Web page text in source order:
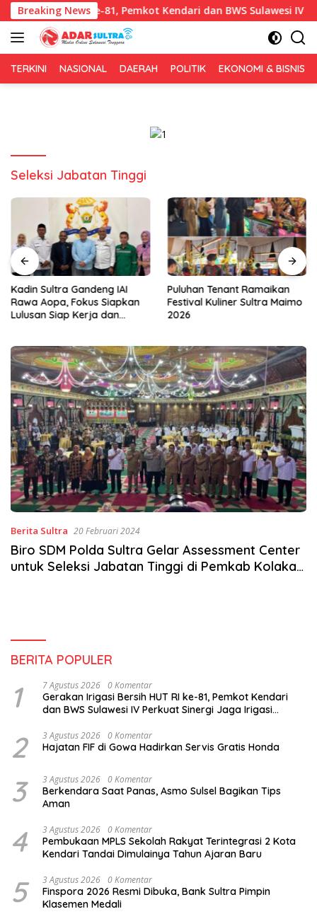
Langsung
ke
konten
Breaking News
HUT RI ke-81, Pemkot Kendari dan BWS Sulawesi IV
TERKINI NASIONAL DAERAH POLITIK EKONOMI & BISNIS
Seleksi Jabatan Tinggi
Kadin Sultra Gandeng IAI
Rawa Aopa, Fokus Siapkan
Lulusan Siap Kerja dan
Puluhan Tenant Ramaikan
Festival Kuliner Sultra Maimo
2026
Berita Sultra 20 Februari 2024
Biro SDM Polda Sultra Gelar Assessment Center
untuk Seleksi Jabatan Tinggi di Pemkab Kolaka
BERITA POPULER
1 7 Agustus 2026 0 Komentar
Gerakan Irigasi Bersih HUT RI ke-81, Pemkot Kendari
dan BWS Sulawesi IV Perkuat Sinergi Jaga Irigasi
2 3 Agustus 2026 0 Komentar
Hajatan FIF di Gowa Hadirkan Servis Gratis Honda
3 3 Agustus 2026 0 Komentar
Berkendara Saat Panas, Asmo Sulsel Bagikan Tips
Aman
4 3 Agustus 2026 0 Komentar
Pembukaan MPLS Sekolah Rakyat Terintegrasi 2 Kota
Kendari Tandai Dimulainya Tahun Ajaran Baru
5 3 Agustus 2026 0 Komentar
Finspora 2026 Resmi Dibuka, Bank Sultra Pimpin
Klasemen Medali